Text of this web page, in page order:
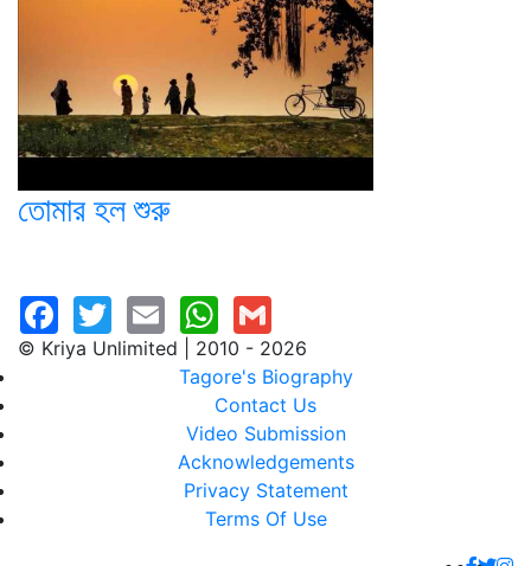
তোমার হল শুরু
© Kriya Unlimited | 2010 - 2026
Tagore's Biography
Contact Us
Video Submission
Acknowledgements
Privacy Statement
Terms Of Use